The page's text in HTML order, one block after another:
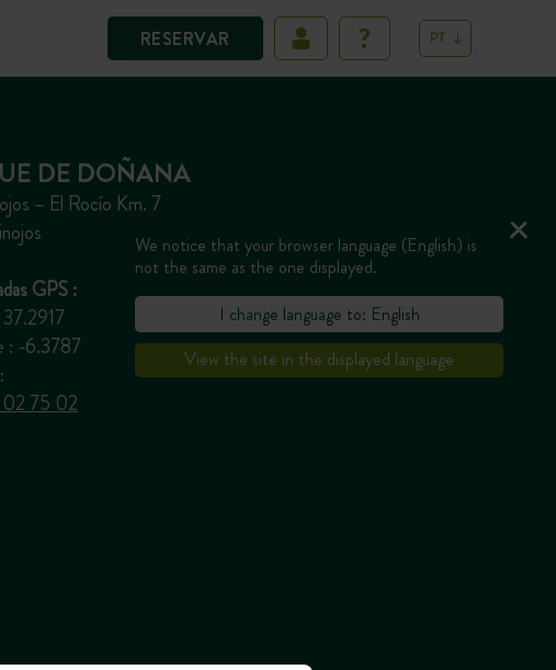
RESERVAR PT
DE DOÑANA
– El Rocío Km. 7
GPS :
: -6.3787
:
75 02
We notice that your browser language (English) is
not the same as the one displayed.
I change language to: English
View the site in the displayed language